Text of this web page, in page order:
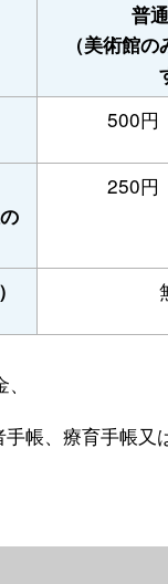
普
（美術館
500円
250円
帳、療育手帳